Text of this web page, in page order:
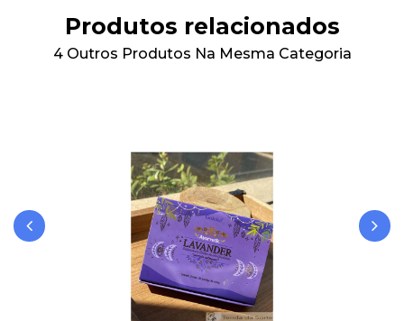
Produtos relacionados
4 Outros Produtos Na Mesma Categoria